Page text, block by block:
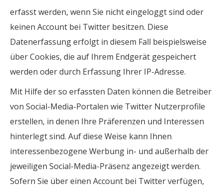
erfasst werden, wenn Sie nicht eingeloggt sind oder
keinen Account bei Twitter besitzen. Diese
Datenerfassung erfolgt in diesem Fall beispielsweise
über Cookies, die auf Ihrem Endgerät gespeichert
werden oder durch Erfassung Ihrer IP-Adresse.
Mit Hilfe der so erfassten Daten können die Betreiber
von Social-Media-Portalen wie Twitter Nutzerprofile
erstellen, in denen Ihre Präferenzen und Interessen
hinterlegt sind. Auf diese Weise kann Ihnen
interessenbezogene Werbung in- und außerhalb der
jeweiligen Social-Media-Präsenz angezeigt werden.
Sofern Sie über einen Account bei Twitter verfügen,